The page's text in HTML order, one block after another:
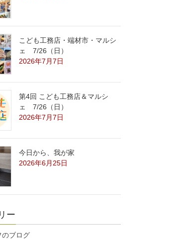
こども工務店・端材市・マルシ
ェ 7/26（日）
2026年7月7日
第4回 こども工務店＆マルシ
ェ 7/26（日）
2026年7月7日
今日から、我が家
2026年6月25日
ー
のブログ